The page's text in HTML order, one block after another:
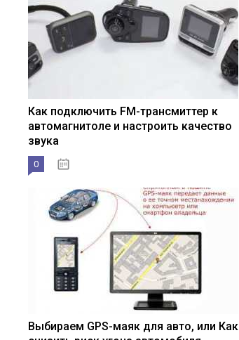
Как подключить FM-трансмиттер к
автомагнитоле и настроить качество
звука
0
Выбираем GPS-маяк для авто, или Как